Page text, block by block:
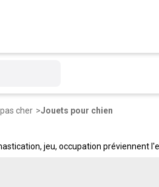
cher Jouets pour chien
jeu, occupation préviennent